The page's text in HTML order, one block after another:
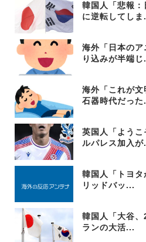
韓国人「悲報
に逆転してしま
海外「日本の
り込みが半端じ
海外「これが
石器時代だった
英国人「ようこ
ルパレス加入が
韓国人「トヨ
リッドバッ...
韓国人「大谷
ランの大活...